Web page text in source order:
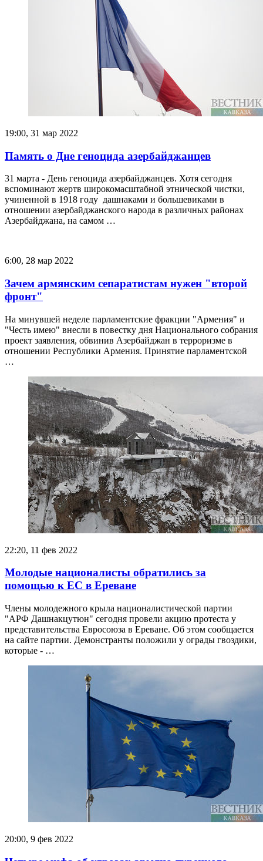
19:00, 31 мар 2022
Память о Дне геноцида азербайджанцев
31 марта - День геноцида азербайджанцев. Хотя сегодня
вспоминают жертв широкомасштабной этнической чистки,
учиненной в 1918 году дашнаками и большевиками в
отношении азербайджанского народа в различных районах
Азербайджана, на самом …
6:00, 28 мар 2022
Зачем армянским сепаратистам нужен "второй
фронт"
На минувшей неделе парламентские фракции "Армения" и
"Честь имею" внесли в повестку дня Национального собрания
проект заявления, обвинив Азербайджан в терроризме в
отношении Республики Армения. Принятие парламентской
…
22:20, 11 фев 2022
Молодые националисты обратились за
помощью к ЕС в Ереване
Члены молодежного крыла националистической партии
"АРФ Дашнакцутюн" сегодня провели акцию протеста у
представительства Евросоюза в Ереване. Об этом сообщается
на сайте партии. Демонстранты положили у ограды гвоздики,
которые - …
20:00, 9 фев 2022